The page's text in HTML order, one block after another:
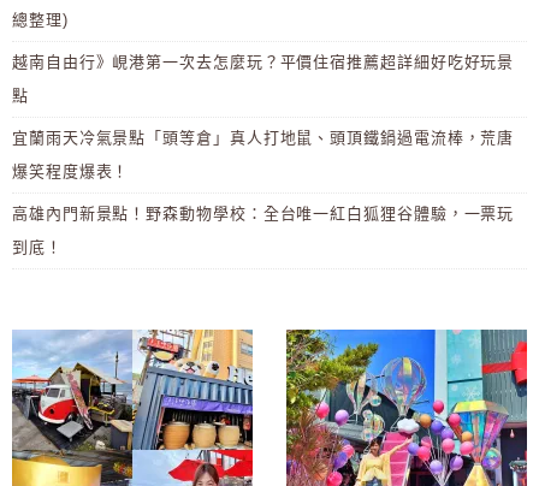
總整理)
越南自由行》峴港第一次去怎麼玩？平價住宿推薦超詳細好吃好玩景
點
宜蘭雨天冷氣景點「頭等倉」真人打地鼠、頭頂鐵鍋過電流棒，荒唐
爆笑程度爆表！
高雄內門新景點！野森動物學校：全台唯一紅白狐狸谷體驗，一票玩
到底！